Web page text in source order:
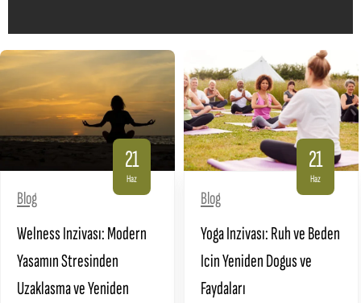
21
Haz
Blog
Welness Inzivası: Modern
Yasamın Stresinden
Uzaklasma ve Yeniden
21
Haz
Blog
Yoga Inzivası: Ruh ve Beden
Icin Yeniden Dogus ve
Faydaları